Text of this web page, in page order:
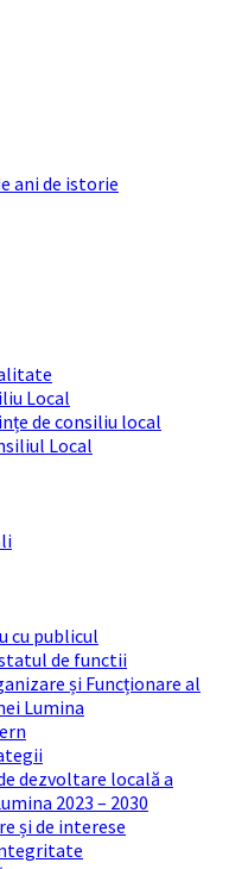
ani de istorie
Local
de consiliu local
Local
cu publicul
de functii
și Funcționare al
Lumina
dezvoltare locală a
2023 – 2030
și de interese